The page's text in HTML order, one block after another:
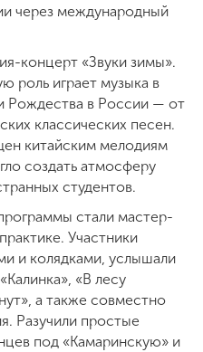
через международный
концерт «Звуки зимы».
роль играет музыка в
Рождества в России — от
классических песен.
китайским мелодиям
создать атмосферу
студентов.
стали мастер-
Участники
и колядками, услышали
«В лесу
а также совместно
Разучили простые
под «Камаринскую» и